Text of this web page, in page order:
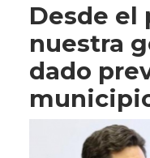
Desde
nuestra
dado